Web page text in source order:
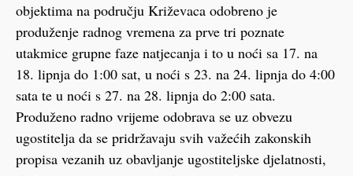
objektima na području Križevaca odobreno je
produženje radnog vremena za prve tri poznate
utakmice grupne faze natjecanja i to u noći sa 17. na
18. lipnja do 1:00 sat, u noći s 23. na 24. lipnja do 4:00
sata te u noći s 27. na 28. lipnja do 2:00 sata.
Produženo radno vrijeme odobrava se uz obvezu
ugostitelja da se pridržavaju svih važećih zakonskih
propisa vezanih uz obavljanje ugostiteljske djelatnosti,